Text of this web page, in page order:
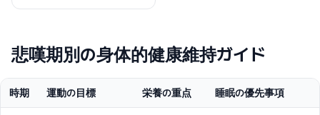
悲嘆期別の身体的健康維持ガイド
時期 運動の目標 栄養の重点 睡眠の優先事項